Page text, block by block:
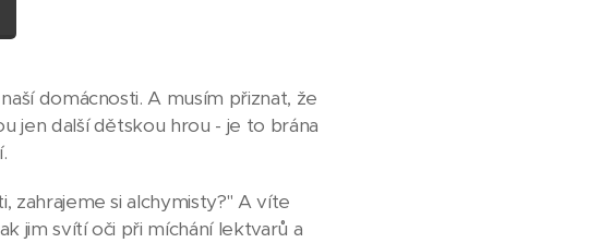
domácnosti. A musím přiznat, že
jen další dětskou hrou - je to brána
zahrajeme si alchymisty?" A víte
jim svítí oči při míchání lektvarů a